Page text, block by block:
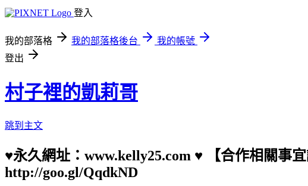
登入
我的部落格 我的部落格後台
我的帳號
登出
村子裡的凱莉哥
跳到主文
♥永久網址：www.kelly25.com ♥ 【合作相關事
http://goo.gl/QqdkND